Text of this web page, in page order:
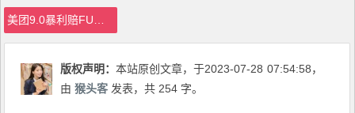
版权声明：本站原创文章，于2023-07-28 07:54:58，
由猴头客 发表，共 254 字。